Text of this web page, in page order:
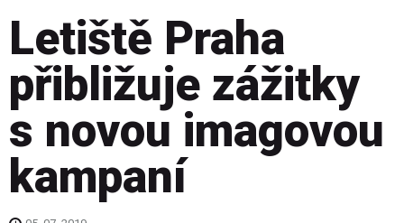
Letiště Praha
přibližuje zážitky
s novou imagovou
kampaní